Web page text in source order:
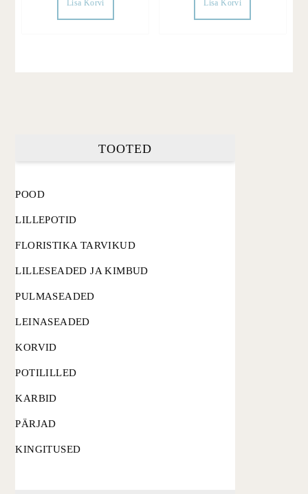
Lisa Korvi Lisa Korvi
TOOTED
POOD
LILLEPOTID
FLORISTIKA TARVIKUD
LILLESEADED JA KIMBUD
PULMASEADED
LEINASEADED
KORVID
POTILILLED
KARBID
PÄRJAD
KINGITUSED